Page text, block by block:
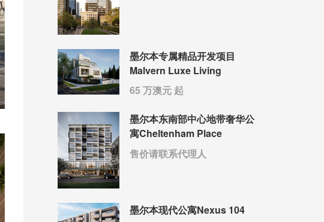
墨尔本专属精品开发项目
Malvern Luxe Living
65 万澳元 起
墨尔本东南部中心地带奢华公
寓Cheltenham Place
售价请联系代理人
墨尔本现代公寓Nexus 104